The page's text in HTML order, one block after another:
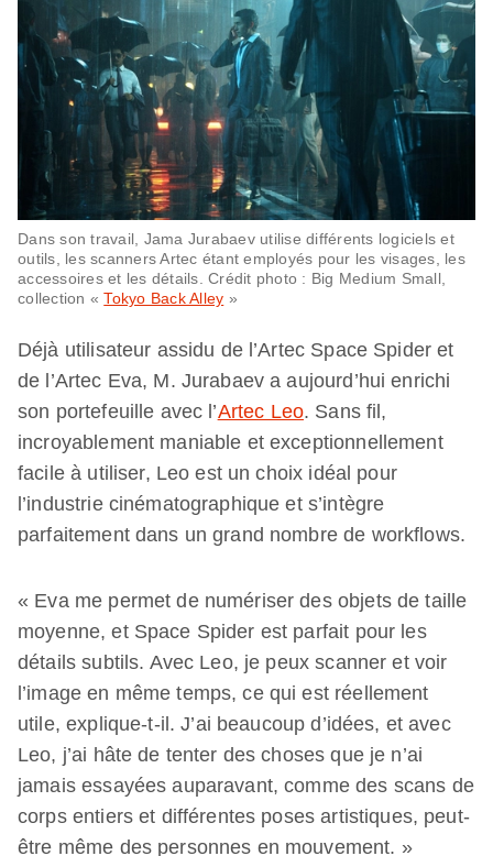
Dans son travail, Jama Jurabaev utilise différents logiciels et
outils, les scanners Artec étant employés pour les visages, les
accessoires et les détails. Crédit photo : Big Medium Small,
collection «Tokyo Back Alley »
Déjà utilisateur assidu de l’Artec Space Spider et
de l’Artec Eva, M. Jurabaev a aujourd’hui enrichi
son portefeuille avec l’Artec Leo. Sans fil,
incroyablement maniable et exceptionnellement
facile à utiliser, Leo est un choix idéal pour
l’industrie cinématographique et s’intègre
parfaitement dans un grand nombre de workflows.
« Eva me permet de numériser des objets de taille
moyenne, et Space Spider est parfait pour les
détails subtils. Avec Leo, je peux scanner et voir
l’image en même temps, ce qui est réellement
utile, explique-t-il. J’ai beaucoup d’idées, et avec
Leo, j’ai hâte de tenter des choses que je n’ai
jamais essayées auparavant, comme des scans de
corps entiers et différentes poses artistiques, peut-
être même des personnes en mouvement. »